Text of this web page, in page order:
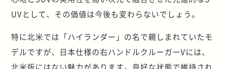
UVとして、その価値は今後も変わらないでしょう。
特に北米では「ハイランダー」の名で親しまれていたモ
デルですが、日本仕様の右ハンドルクルーガーVには、
北米版にはない魅力があります。良好な状態で維持され